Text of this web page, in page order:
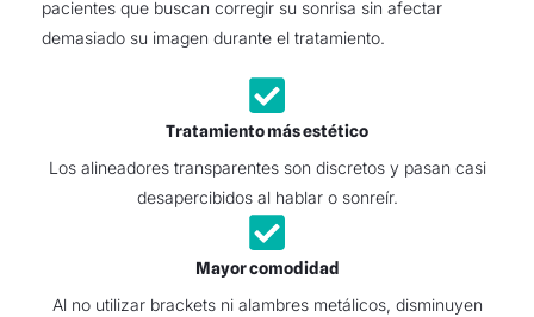
pacientes que buscan corregir su sonrisa sin afectar
demasiado su imagen durante el tratamiento.
Tratamiento más estético
Los alineadores transparentes son discretos y pasan casi
desapercibidos al hablar o sonreír.
Mayor comodidad
Al no utilizar brackets ni alambres metálicos, disminuyen